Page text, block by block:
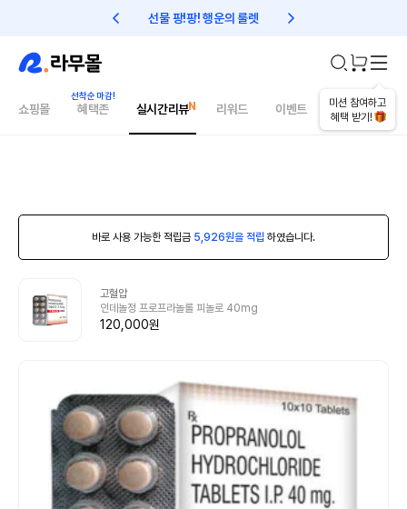
선물 팡!팡! 행운의 룰렛 친구초대 1만원 리워드!
미션 참여하고
혜택 받기!
쇼핑몰 혜택존 실시간리뷰 리워드 이벤트 건강매거진
바로 사용 가능한 적립금 5,926원을 적립 하였습니다.
고혈압
인데놀정 프로프라놀롤 피놀로 40mg
120,000원